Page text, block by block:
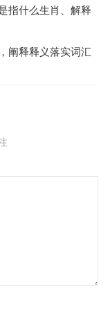
指什么生肖、解释
阐释释义落实词汇